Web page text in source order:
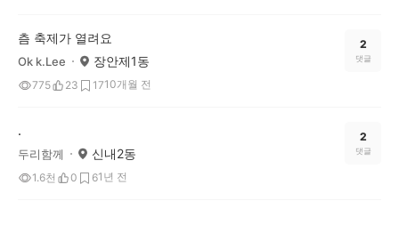
츰 축제가 열려요
Ok k.Lee 장안제1동
775 23 1710개월 전
2
댓글
.
두리함께 신내2동
1.6천 0 61년 전
2
댓글